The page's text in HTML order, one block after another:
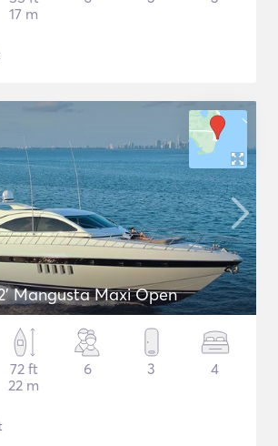
17 m
Mangusta Maxi Open
72 ft
22 m
6 3 4